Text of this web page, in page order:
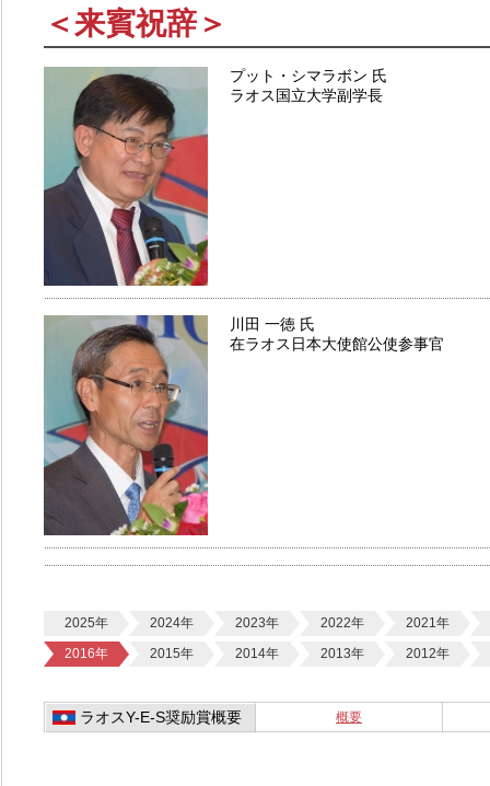
＜来賓祝辞＞
プット・シマラボン 氏
ラオス国立大学副学長
川田 一徳 氏
在ラオス日本大使館公使参事官
2025年 2024年 2023年 2022年
2021年
2016年
2015年 2014年 2013年 2012年
ラオスY-E-S奨励賞概要 概要